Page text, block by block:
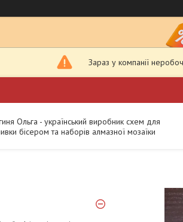
Зараз у компанії
Ольга - український виробник схем для
бісером та наборів алмазної мозаїки